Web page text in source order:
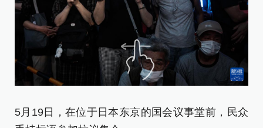
5月19日，在位于日本东京的国会议事堂前，民众